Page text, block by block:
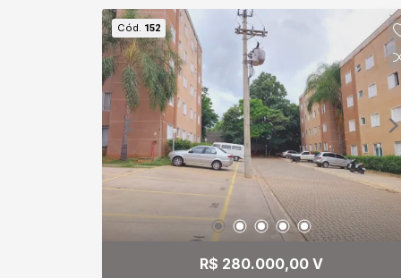
Cód. 152
R$ 280.000,00 V